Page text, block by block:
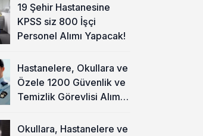
19 Şehir Hastanesine
KPSS siz 800 İşçi
Personel Alımı Yapacak!
Hastanelere, Okullara ve
Özele 1200 Güvenlik ve
Temizlik Görevlisi Alımı
Okullara, Hastanelere ve